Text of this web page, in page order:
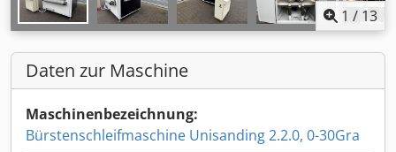
1 / 13
Daten zur Maschine
Maschinenbezeichnung:
Bürstenschleifmaschine Unisanding 2.2.0, 0-30Gra